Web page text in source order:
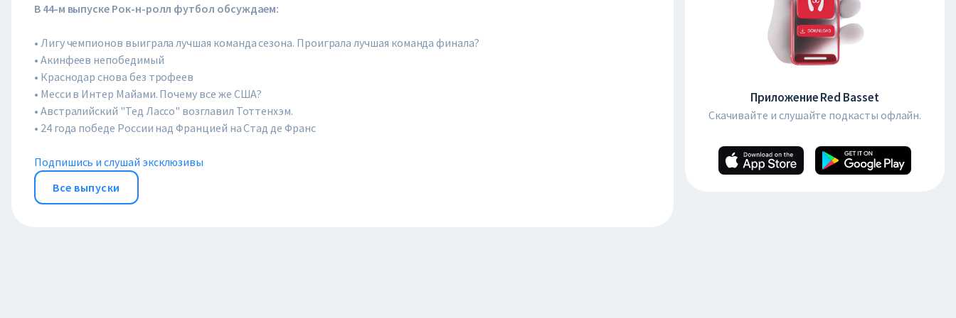
В 44-м выпуске Рок-н-ролл футбол обсуждаем:
• Лигу чемпионов выиграла лучшая команда сезона. Проиграла лучшая команда финала?
• Акинфеев непобедимый
• Краснодар снова без трофеев
• Месси в Интер Майами. Почему все же США?
• Австралийский "Тед Лассо" возглавил Тоттенхэм.
• 24 года победе России над Францией на Стад де Франс
Подпишись и слушай эксклюзивы
Все выпуски
Приложение Red Basset
Скачивайте и слушайте подкасты офлайн.